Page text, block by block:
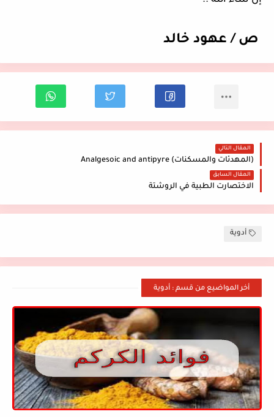
ص / عهود خالد
المقال التالي
(المهدئات والمسكنات) Analgesoic and antipyre
المقال السابق
الاختصارت الطبية في الروشتة
أدوية
أخر المواضيع من قسم : أدوية